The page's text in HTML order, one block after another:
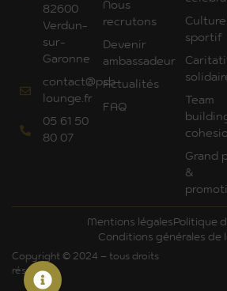
82600
Verdun-
sur-
Garonne
contact@psb-
lounge.fr
05 61 50
80 07
Nous
recrutons
Devenir
ambassadeur
Actualités
FAQ
sportif
Team
Grand
&
Mentions légalesPolitique
Conditions générales de
Copyright © 2024 – tous droits
réservés